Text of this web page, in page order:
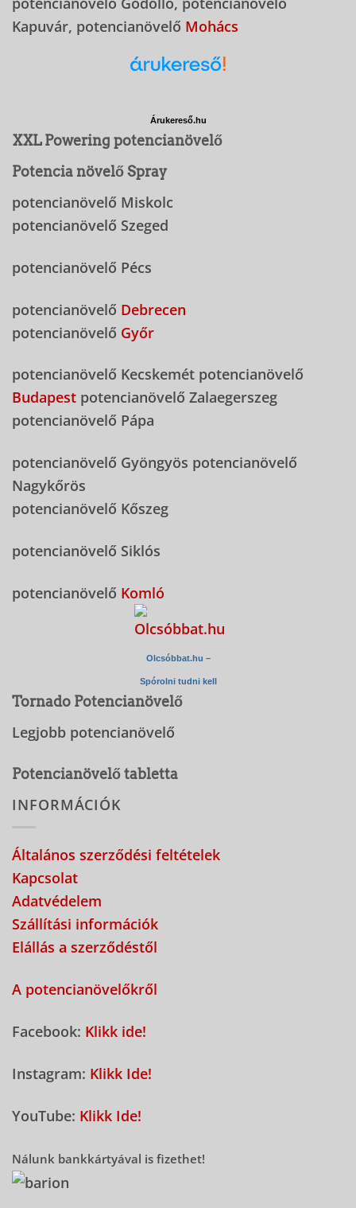
Kapuvár, potencianövelő Mohács
Árukereső.hu
XXL Powering potencianövelő
Potencia növelő Spray
potencianövelő Miskolc
potencianövelő Szeged
potencianövelő Pécs
potencianövelő Debrecen
potencianövelő Győr
potencianövelő Kecskemét potencianövelő
Budapest potencianövelő Zalaegerszeg
potencianövelő Pápa
potencianövelő Gyöngyös potencianövelő
Nagykőrös
potencianövelő Kőszeg
potencianövelő Siklós
potencianövelő Komló
Olcsóbbat.hu –
Spórolni tudni kell
Tornado Potencianövelő
Legjobb potencianövelő
Potencianövelő tabletta
INFORMÁCIÓK
Általános szerződési feltételek
Kapcsolat
Adatvédelem
Szállítási információk
Elállás a szerződéstől
A potencianövelőkről
Facebook: Klikk ide!
Instagram: Klikk Ide!
YouTube: Klikk Ide!
Nálunk bankkártyával is fizethet!